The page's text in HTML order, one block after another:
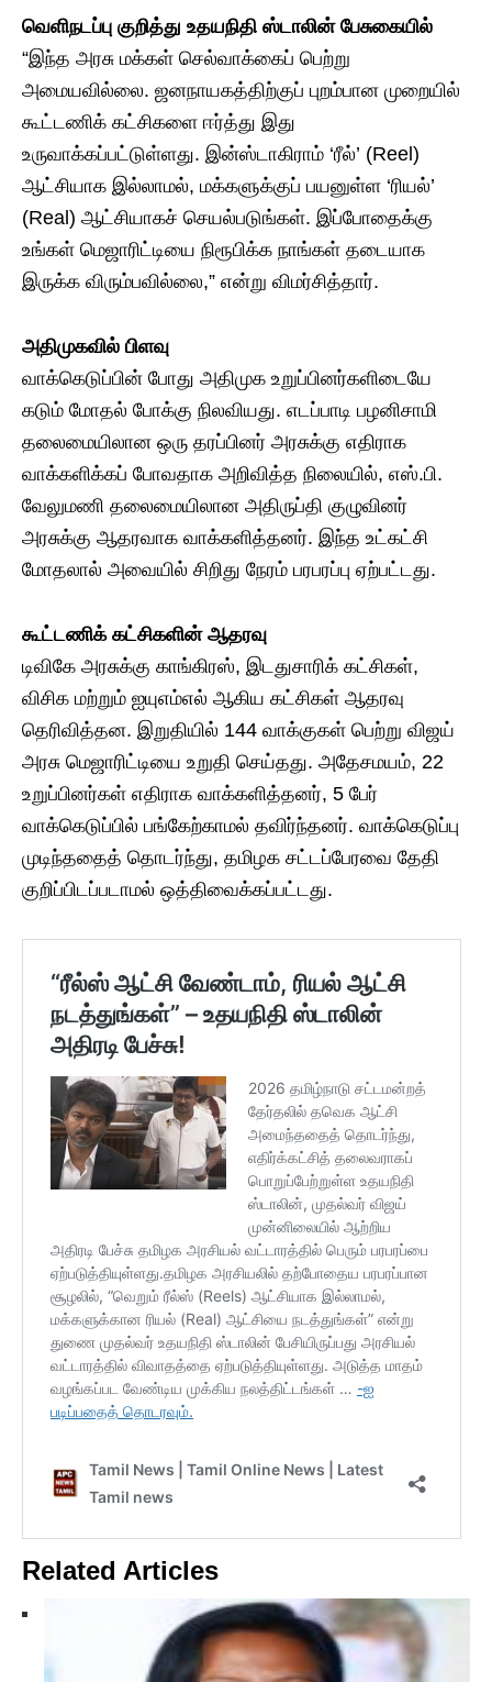
வெளிநடப்பு குறித்து உதயநிதி ஸ்டாலின் பேசுகையில்
“இந்த அரசு மக்கள் செல்வாக்கைப் பெற்று
அமையவில்லை. ஜனநாயகத்திற்குப் புறம்பான முறையில்
கூட்டணிக் கட்சிகளை ஈர்த்து இது
உருவாக்கப்பட்டுள்ளது. இன்ஸ்டாகிராம் ‘ரீல்’ (Reel)
ஆட்சியாக இல்லாமல், மக்களுக்குப் பயனுள்ள ‘ரியல்’
(Real) ஆட்சியாகச் செயல்படுங்கள். இப்போதைக்கு
உங்கள் மெஜாரிட்டியை நிரூபிக்க நாங்கள் தடையாக
இருக்க விரும்பவில்லை,” என்று விமர்சித்தார்.
அதிமுகவில் பிளவு
வாக்கெடுப்பின் போது அதிமுக உறுப்பினர்களிடையே
கடும் மோதல் போக்கு நிலவியது. எடப்பாடி பழனிசாமி
தலைமையிலான ஒரு தரப்பினர் அரசுக்கு எதிராக
வாக்களிக்கப் போவதாக அறிவித்த நிலையில், எஸ்.பி.
வேலுமணி தலைமையிலான அதிருப்தி குழுவினர்
அரசுக்கு ஆதரவாக வாக்களித்தனர். இந்த உட்கட்சி
மோதலால் அவையில் சிறிது நேரம் பரபரப்பு ஏற்பட்டது.
கூட்டணிக் கட்சிகளின் ஆதரவு
டிவிகே அரசுக்கு காங்கிரஸ், இடதுசாரிக் கட்சிகள்,
விசிக மற்றும் ஐயுஎம்எல் ஆகிய கட்சிகள் ஆதரவு
தெரிவித்தன. இறுதியில் 144 வாக்குகள் பெற்று விஜய்
அரசு மெஜாரிட்டியை உறுதி செய்தது. அதேசமயம், 22
உறுப்பினர்கள் எதிராக வாக்களித்தனர், 5 பேர்
வாக்கெடுப்பில் பங்கேற்காமல் தவிர்ந்தனர். வாக்கெடுப்பு
முடிந்ததைத் தொடர்ந்து, தமிழக சட்டப்பேரவை தேதி
குறிப்பிடப்படாமல் ஒத்திவைக்கப்பட்டது.
Related Articles